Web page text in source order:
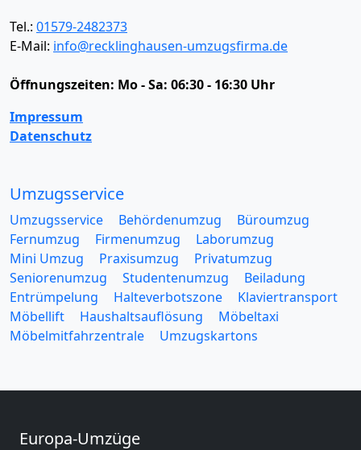
Tel.: 01579-2482373
E-Mail: info@recklinghausen-umzugsfirma.de
Öffnungszeiten: Mo - Sa: 06:30 - 16:30 Uhr
Impressum
Datenschutz
Umzugsservice
Umzugsservice Behördenumzug
Büroumzug
Fernumzug
Firmenumzug
Laborumzug
Mini Umzug
Praxisumzug
Privatumzug
Seniorenumzug
Studentenumzug
Beiladung
Entrümpelung
Halteverbotszone
Klaviertransport
Möbellift
Haushaltsauflösung
Möbeltaxi
Möbelmitfahrzentrale
Umzugskartons
Europa-Umzüge